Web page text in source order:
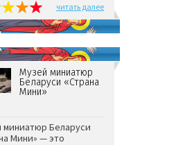
читать далее
Музей миниатюр
Беларуси «Страна
Мини»
миниатюр Беларуси
Мини» — это